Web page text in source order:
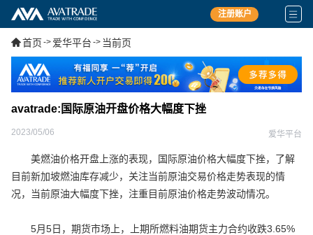
注册账户
首页 -> 爱华平台 -> 当前页
avatrade:国际原油开盘价格大幅度下挫
2023/05/06 爱华平台
美燃油价格开盘上涨的表现，国际原油价格大幅度下挫，了解
目前新加坡燃油库存减少，关注当前原油交易价格走势表现的情
况，当前原油大幅度下挫，注重目前原油价格走势波动情况。
5月5日，期货市场上，上期所燃料油期货主力合约收跌3.65%